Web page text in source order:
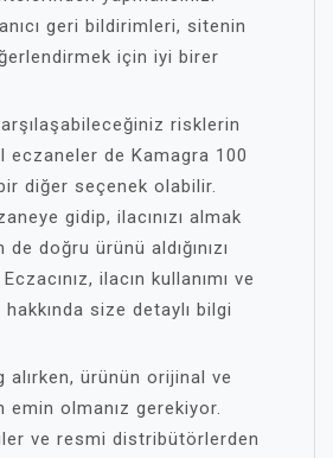
geri bildirimleri, sitenin
için iyi birer
risklerin
eczaneler de Kamagra 100
diğer seçenek olabilir.
gidip, ilacınızı almak
doğru ürünü aldığınızı
ilacın kullanımı ve
size detaylı bilgi
alırken, ürünün orijinal ve
emin olmanız gerekiyor.
ve resmi distribütörlerden